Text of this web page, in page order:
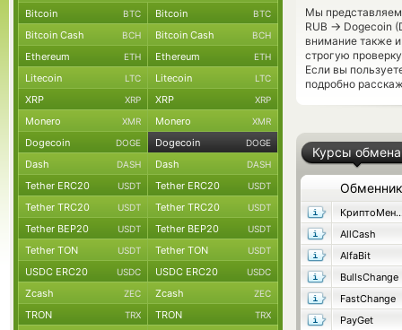
Мы представляем
RUB → Dogecoin
внимание также
строгую
Если вы
подробно
Курсы обмена
Обменник
AllCash
AlfaBit
BullsChange
FastChange
PayGet
Bitcoin BTC Bitcoin BTC
Bitcoin Cash BCH Bitcoin Cash BCH
Ethereum ETH Ethereum ETH
Litecoin LTC Litecoin LTC
XRP XRP XRP XRP
Monero XMR Monero XMR
Dogecoin DOGE Dogecoin DOGE
Dash DASH Dash DASH
Tether ERC20 USDT Tether ERC20 USDT
Tether TRC20 USDT Tether TRC20 USDT
Tether BEP20 USDT Tether BEP20 USDT
Tether TON USDT Tether TON USDT
USDC ERC20 USDC USDC ERC20 USDC
Zcash ZEC Zcash ZEC
TRON TRX TRON TRX